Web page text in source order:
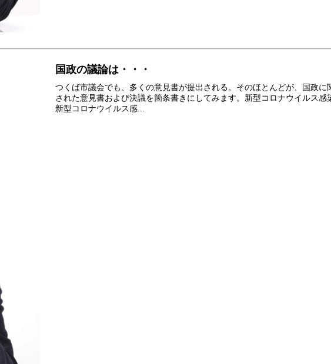
国政の議論は・・・
つくば市議会でも、多くの意見書が提出される。そのほとんどが、国政
された意見書および決議を箇条書きにしてみます。新型コロナウイルス
新型コロナウイルス感...